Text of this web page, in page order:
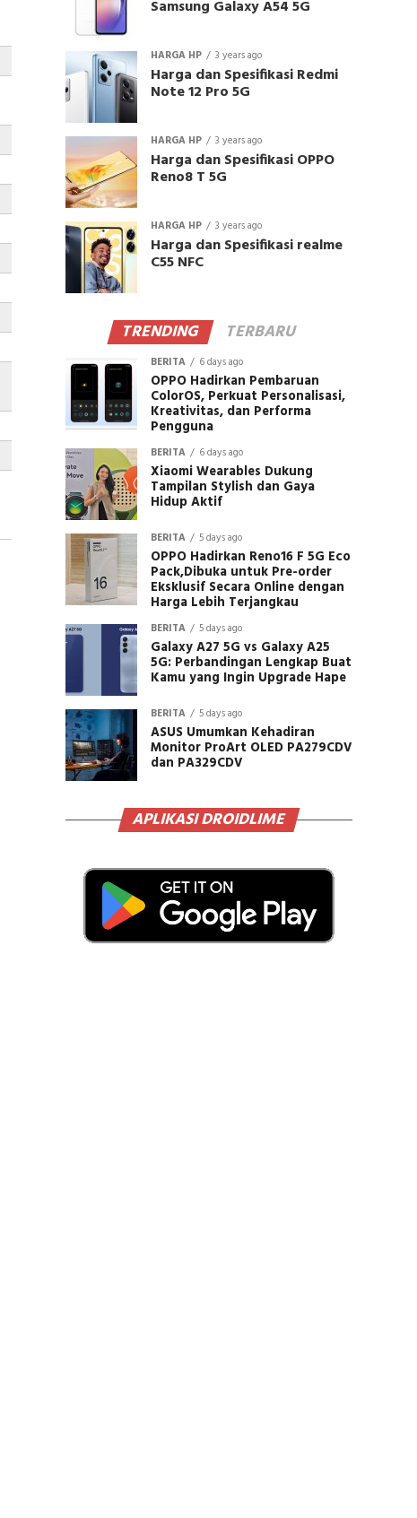
Samsung Galaxy A54 5G
HARGA HP 3 years ago
Harga dan Spesifikasi Redmi
Note 12 Pro 5G
HARGA HP 3 years ago
Harga dan Spesifikasi OPPO
Reno8 T 5G
HARGA HP 3 years ago
Harga dan Spesifikasi realme
C55 NFC
TRENDING TERBARU
BERITA 6 days ago
OPPO Hadirkan Pembaruan
ColorOS, Perkuat Personalisasi,
Kreativitas, dan Performa
Pengguna
BERITA 6 days ago
Xiaomi Wearables Dukung
Tampilan Stylish dan Gaya
Hidup Aktif
BERITA 5 days ago
OPPO Hadirkan Reno16 F 5G Eco
Pack,Dibuka untuk Pre-order
Eksklusif Secara Online dengan
Harga Lebih Terjangkau
BERITA 5 days ago
Galaxy A27 5G vs Galaxy A25
5G: Perbandingan Lengkap Buat
Kamu yang Ingin Upgrade Hape
BERITA 5 days ago
ASUS Umumkan Kehadiran
Monitor ProArt OLED PA279CDV
dan PA329CDV
APLIKASI DROIDLIME